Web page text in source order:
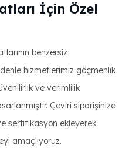
İçin Özel
benzersiz
hizmetlerimiz göçmenlik
ve verimlilik
Çeviri siparişinize
sertifikasyon ekleyerek
amaçlıyoruz.